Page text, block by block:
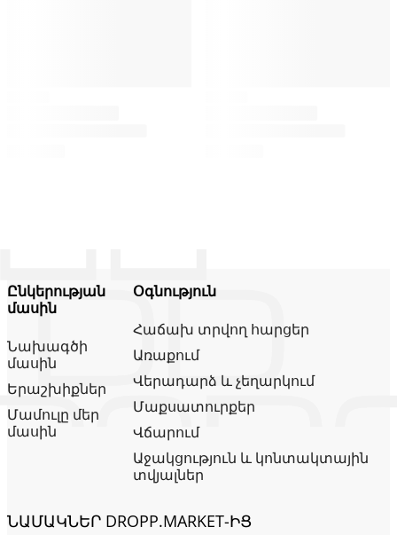
Ընկերության
մասին
Նախագծի
մասին
Երաշխիքներ
Մամուլը մեր
մասին
Օգնություն
Հաճախ տրվող հարցեր
Առաքում
Վերադարձ և չեղարկում
Մաքսատուրքեր
Վճարում
Աջակցություն և կոնտակտային
տվյալներ
ՆԱՄԱԿՆԵՐ DROPP.MARKET-ԻՑ